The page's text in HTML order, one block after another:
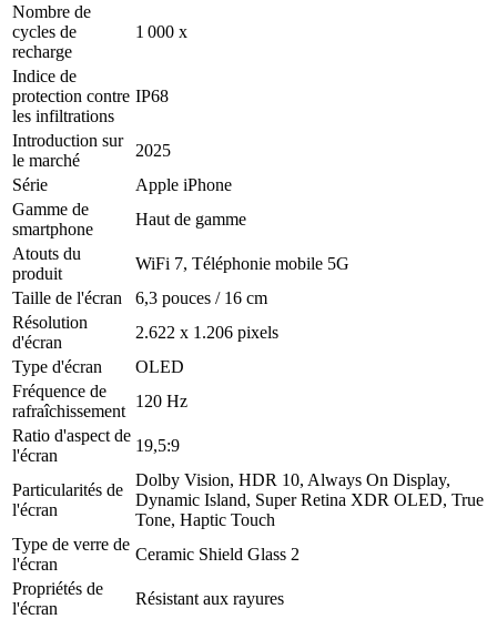
Nombre de
cycles de
recharge
1 000 x
Indice de
protection contre
les infiltrations
IP68
Introduction sur
le marché
2025
Série
Apple iPhone
Gamme de
smartphone
Haut de gamme
Atouts du
produit
WiFi 7, Téléphonie mobile 5G
Taille de l'écran
6,3 pouces / 16 cm
Résolution
d'écran
2.622 x 1.206 pixels
Type d'écran
OLED
Fréquence de
rafraîchissement
120 Hz
Ratio d'aspect de
l'écran
19,5:9
Particularités de
l'écran
Dolby Vision, HDR 10, Always On Display,
Dynamic Island, Super Retina XDR OLED, True
Tone, Haptic Touch
Type de verre de
l'écran
Ceramic Shield Glass 2
Propriétés de
l'écran
Résistant aux rayures